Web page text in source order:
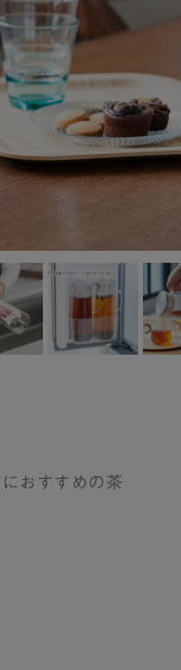
おすすめの茶